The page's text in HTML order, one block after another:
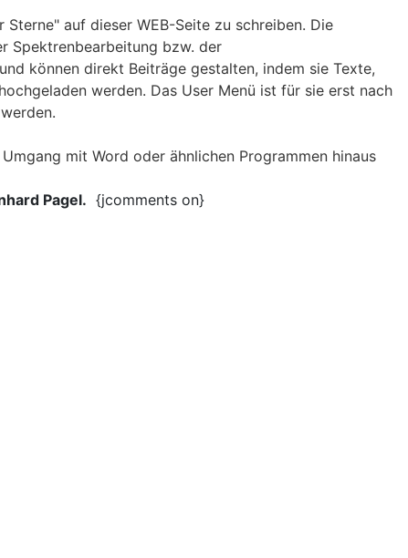
auf dieser WEB-Seite zu schreiben. Die
Spektrenbearbeitung bzw. der
können direkt Beiträge gestalten, indem sie Texte,
werden. Das User Menü ist für sie erst nach
mit Word oder ähnlichen Programmen hinaus
Pagel. {jcomments on}